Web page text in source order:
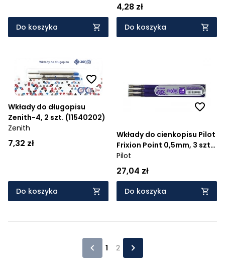
Do koszyka
4,28 zł
Do koszyka
Wkłady do długopisu
Zenith-4, 2 szt. (11540202)
Zenith
7,32 zł
Do koszyka
Wkłady do cienkopisu Pilot
Frixion Point 0,5mm, 3 szt.
- fioletowe (BLS-FRP5-V-
S3)
Pilot
27,04 zł
Do koszyka
1 2